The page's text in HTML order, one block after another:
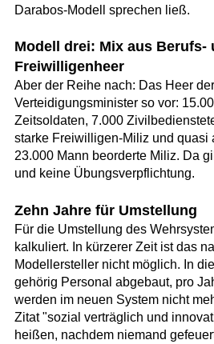
Darabos-Modell sprechen ließ.
Modell drei: Mix aus Berufs-
Freiwilligenheer
Aber der Reihe nach: Das Heer
Verteidigungsminister so vor:
Zeitsoldaten, 7.000
starke Freiwilligen-Miliz und quasi
23.000 Mann beorderte Miliz. Da
und keine Übungsverpflichtung.
Zehn Jahre für Umstellung
Für die Umstellung des
kalkuliert. In kürzerer Zeit ist das
Modellersteller nicht möglich. In
gehörig Personal abgebaut, pro
werden im neuen System nicht
Zitat "sozial verträglich und
heißen, nachdem niemand